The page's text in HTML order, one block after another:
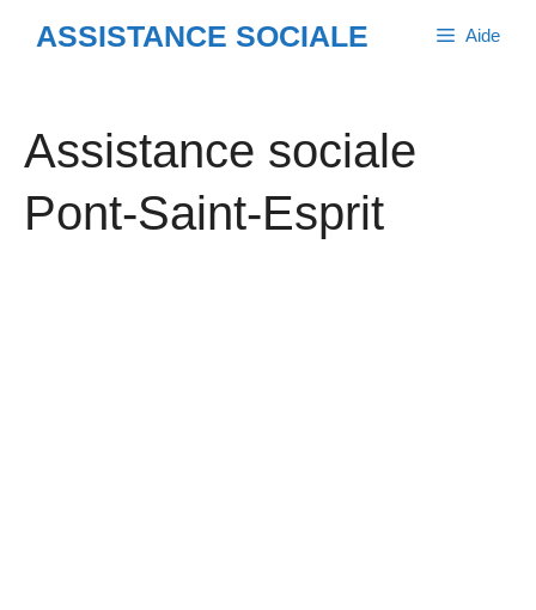
ASSISTANCE SOCIALE Aide
Assistance sociale
Pont-Saint-Esprit